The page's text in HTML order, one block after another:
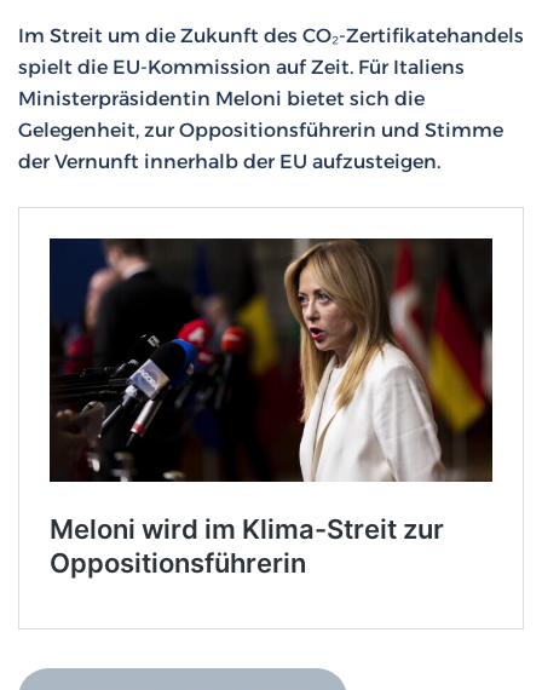
Im Streit um die Zukunft des CO₂-Zertifikatehandels
spielt die EU-Kommission auf Zeit. Für Italiens
Ministerpräsidentin Meloni bietet sich die
Gelegenheit, zur Oppositionsführerin und Stimme
der Vernunft innerhalb der EU aufzusteigen.